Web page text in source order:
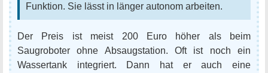
Funktion. Sie lässt in länger autonom arbeiten.
Der Preis ist meist 200 Euro höher als beim
Saugroboter ohne Absaugstation. Oft ist noch ein
Wassertank integriert. Dann hat er auch eine